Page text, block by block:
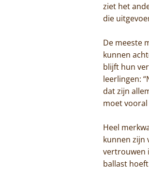
ziet het
die
De meeste
kunnen
blijft hun
leerlingen:
dat zijn
moet
Heel
kunnen zijn
vertrouwen
ballast